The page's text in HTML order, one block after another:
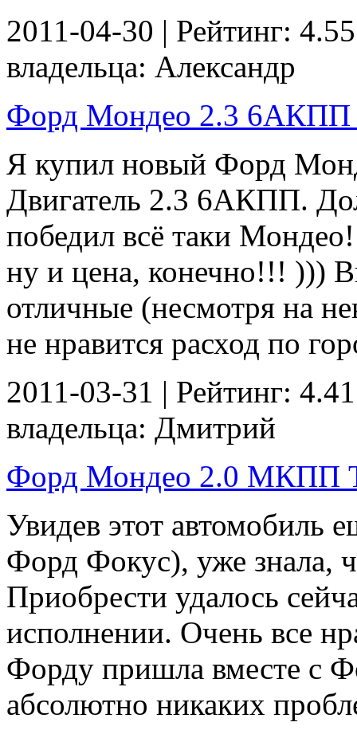
2011-04-30 | Рейтинг:
владельца: Александр
Форд Мондео 2.3 6АКПП
Я купил новый Форд
Двигатель 2.3 6АКПП.
победил всё таки
ну и цена, конечно!!! )))
отличные (несмотря на
не нравится расход по
2011-03-31 | Рейтинг:
владельца: Дмитрий
Форд Мондео 2.0 МКПП
Увидев этот автомобиль
Форд Фокус), уже знала,
Приобрести удалось
исполнении. Очень все
Форду пришла вместе с
абсолютно никаких